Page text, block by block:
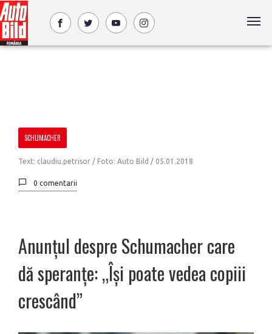
SCHUMACHER
Text: claudiu.petrisor / Foto: Auto Bild / 05.01.2018
0 comentarii
Anunțul despre Schumacher care
dă speranțe: „Își poate vedea copiii
crescând”